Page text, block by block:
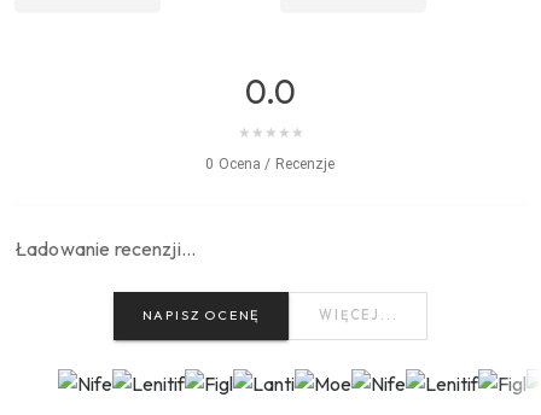
0.0
★ ★ ★ ★ ★
0 Ocena / Recenzje
Ładowanie recenzji…
NAPISZ OCENĘ WIĘCEJ...